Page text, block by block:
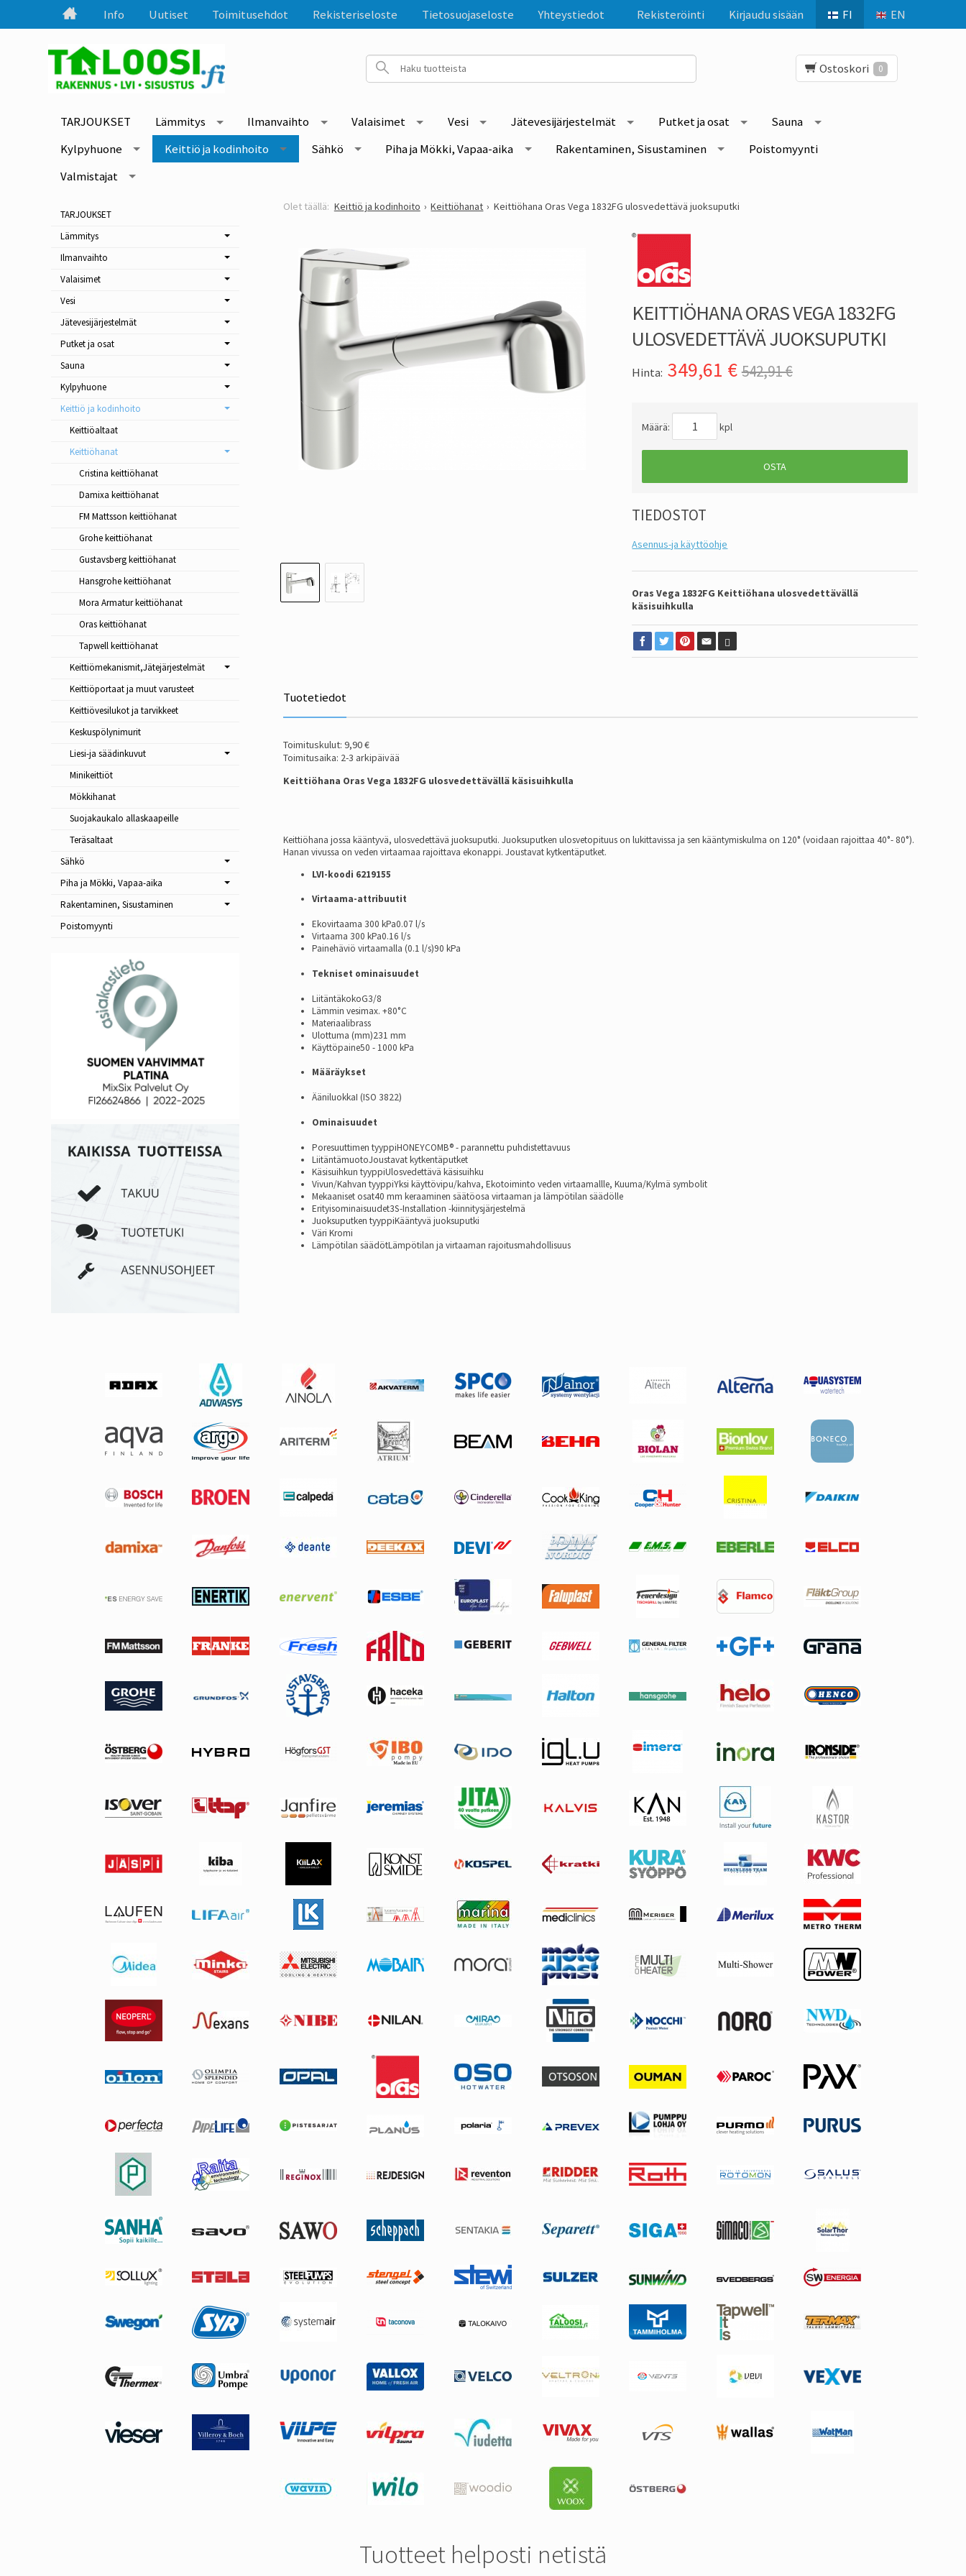
FI EN
Rekisteröinti Kirjaudu sisään
Info Uutiset Toimitusehdot Rekisteriseloste Tietosuojaseloste Yhteystiedot
Ostoskori 0
TARJOUKSET Lämmitys Ilmanvaihto Valaisimet Vesi Jätevesijärjestelmät Putket ja osat
Sauna
Kylpyhuone
Keittiö ja kodinhoito Sähkö Piha ja Mökki, Vapaa-aika Rakentaminen, Sisustaminen
Poistomyynti
Valmistajat
Keittiö ja kodinhoito Keittiöhanat Keittiöhana Oras Vega 1832FG ulosvedettävä juoksuputki
KEITTIÖHANA ORAS VEGA 1832FG
ULOSVEDETTÄVÄ JUOKSUPUTKI
Hinta: 349,61 € 542,91 €
Määrä: kpl
OSTA
TIEDOSTOT
Asennus-ja käyttöohje
Oras Vega 1832FG Keittiöhana ulosvedettävällä
käsisuihkulla
Tuotetiedot
Toimituskulut: 9,90 €
Toimitusaika: 2-3 arkipäivää
Keittiöhana Oras Vega 1832FG ulosvedettävällä käsisuihkulla
Keittiöhana jossa kääntyvä, ulosvedettävä juoksuputki. Juoksuputken ulosvetopituus on lukittavissa ja sen kääntymiskulma on 120° (voidaan rajoittaa 40°- 80°).
Hanan vivussa on veden virtaamaa rajoittava ekonappi. Joustavat kytkentäputket.
LVI-koodi 6219155
Virtaama-attribuutit
Ekovirtaama 300 kPa0.07 l/s
Virtaama 300 kPa0.16 l/s
Painehäviö virtaamalla (0.1 l/s)90 kPa
Tekniset ominaisuudet
LiitäntäkokoG3/8
Lämmin vesimax. +80°C
Materiaalibrass
Ulottuma (mm)231 mm
Käyttöpaine50 - 1000 kPa
Määräykset
ÄäniluokkaI (ISO 3822)
Ominaisuudet
Poresuuttimen tyyppiHONEYCOMB® - parannettu puhdistettavuus
LiitäntämuotoJoustavat kytkentäputket
Käsisuihkun tyyppiUlosvedettävä käsisuihku
Vivun/Kahvan tyyppiYksi käyttövipu/kahva, Ekotoiminto veden virtaamallle, Kuuma/Kylmä symbolit
Mekaaniset osat40 mm keraaminen säätöosa virtaaman ja lämpötilan säädölle
Erityisominaisuudet3S-Installation -kiinnitysjärjestelmä
Juoksuputken tyyppiKääntyvä juoksuputki
Väri Kromi
Lämpötilan säädötLämpötilan ja virtaaman rajoitusmahdollisuus
TARJOUKSET
Lämmitys
Ilmanvaihto
Valaisimet
Vesi
Jätevesijärjestelmät
Putket ja osat
Sauna
Kylpyhuone
Keittiö ja kodinhoito
Keittiöaltaat
Keittiöhanat
Cristina keittiöhanat
Damixa keittiöhanat
FM Mattsson keittiöhanat
Grohe keittiöhanat
Gustavsberg keittiöhanat
Hansgrohe keittiöhanat
Mora Armatur keittiöhanat
Oras keittiöhanat
Tapwell keittiöhanat
Keittiömekanismit,Jätejärjestelmät
Keittiöportaat ja muut varusteet
Keittiövesilukot ja tarvikkeet
Keskuspölynimurit
Liesi-ja säädinkuvut
Minikeittiöt
Mökkihanat
Suojakaukalo allaskaapeille
Teräsaltaat
Sähkö
Piha ja Mökki, Vapaa-aika
Rakentaminen, Sisustaminen
Poistomyynti
Tuotteet helposti netistä